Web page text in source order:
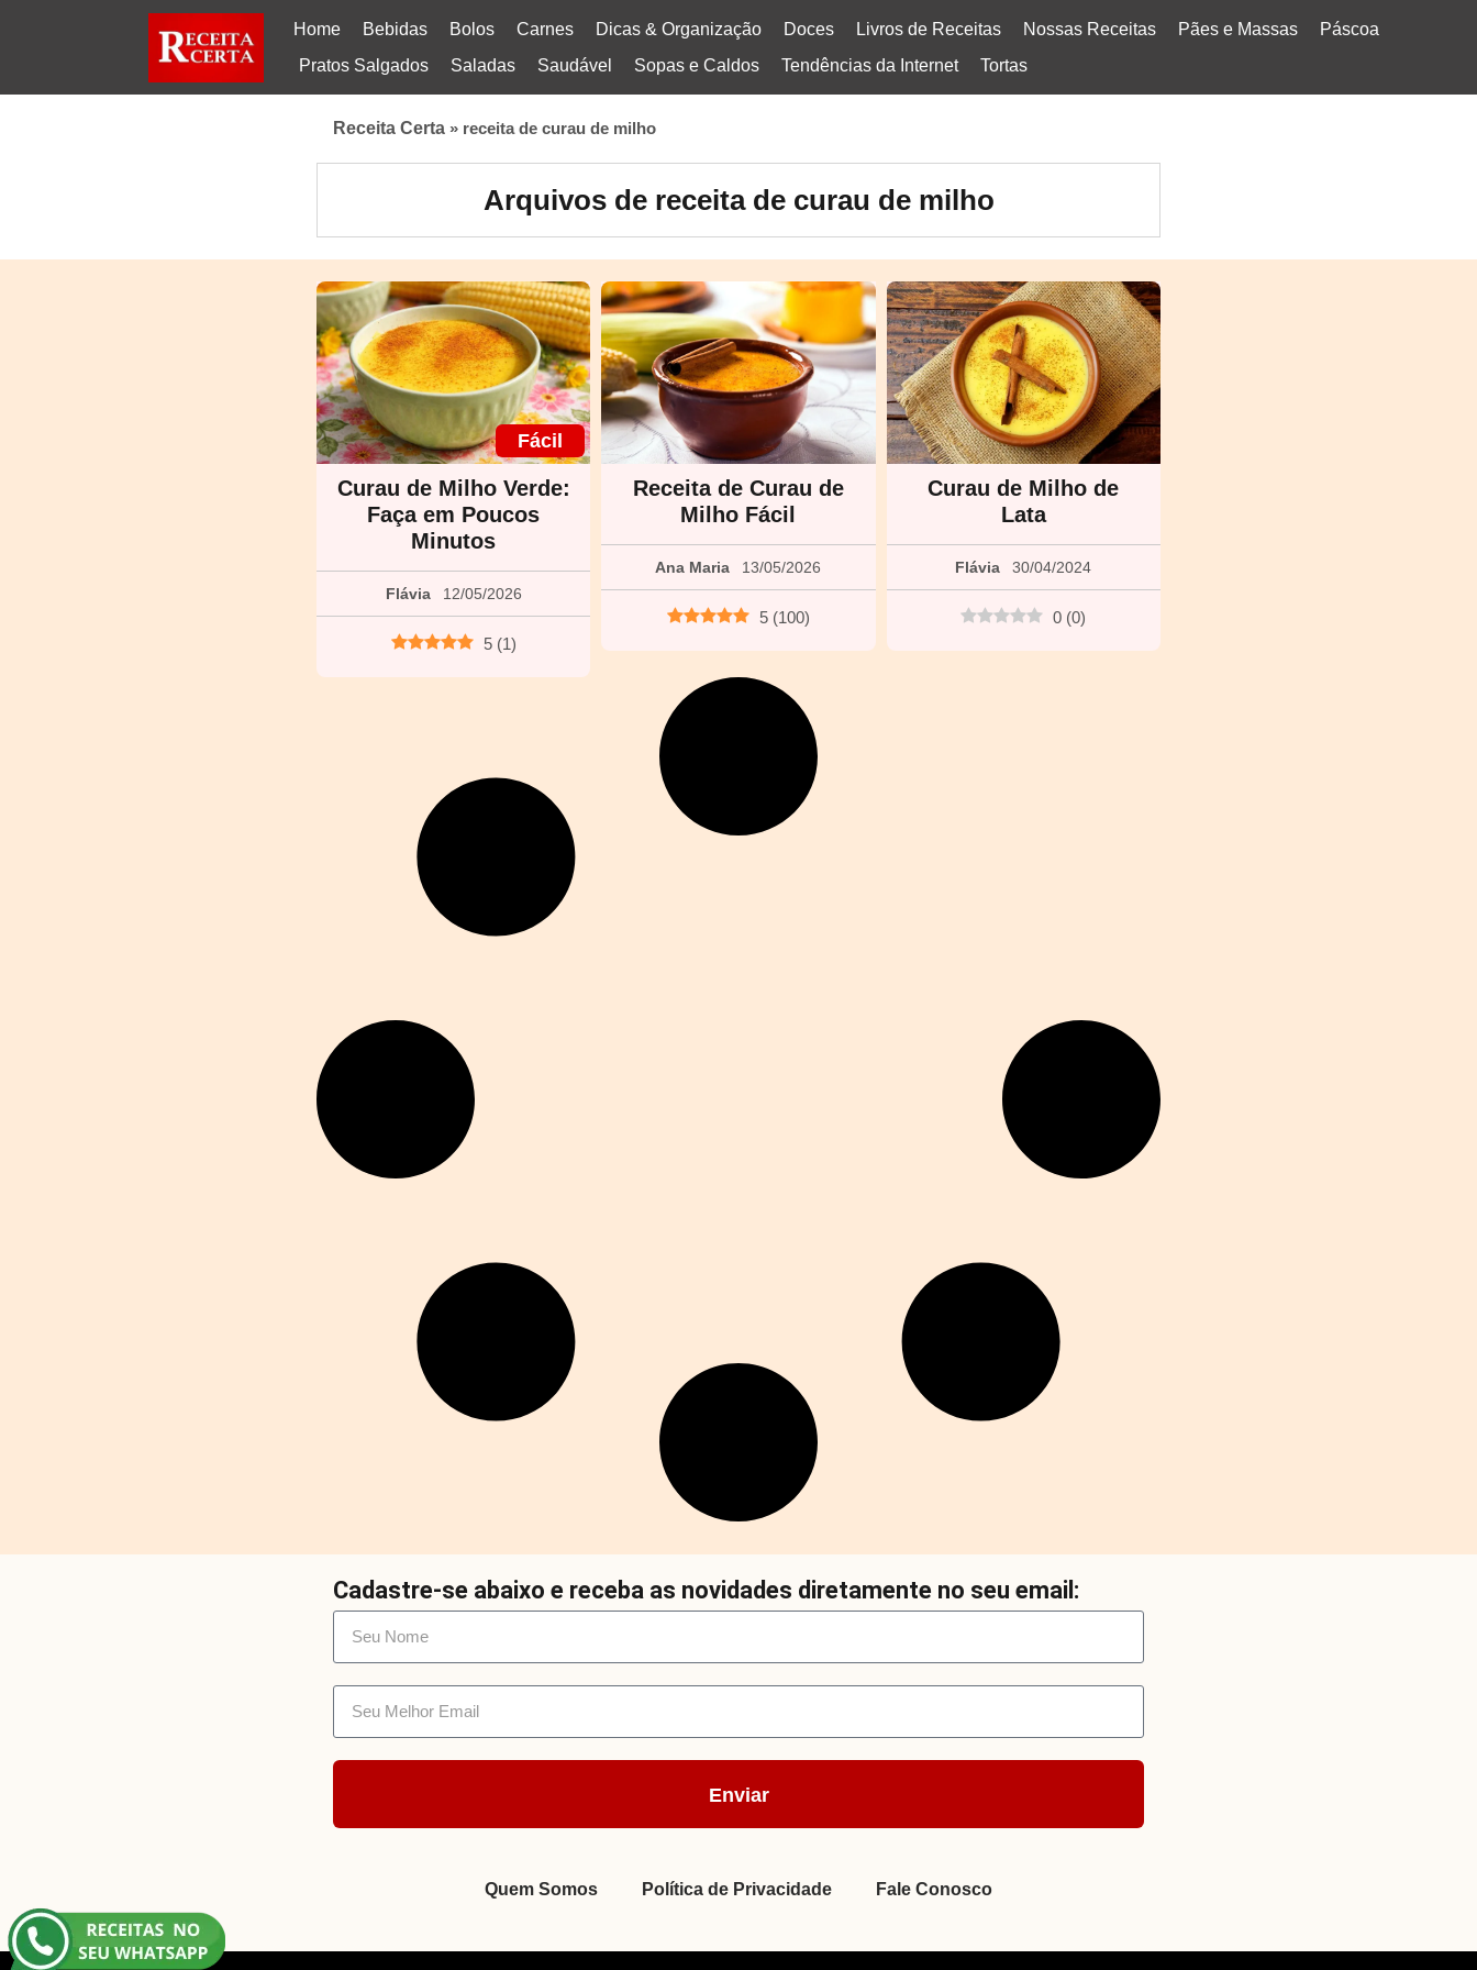
Home Bebidas Bolos Carnes Dicas & Organização Doces Livros de Receitas Nossas Receitas Pães e Massas
Páscoa
Pratos Salgados
Saladas Saudável Sopas e Caldos Tendências da Internet Tortas
Receita Certa » receita de curau de milho
Arquivos de receita de curau de milho
Fácil
Curau de Milho Verde:
Faça em Poucos
Minutos
Flávia 12/05/2026
5 (1)
Receita de Curau de
Milho Fácil
Ana Maria 13/05/2026
5 (100)
Curau de Milho de
Lata
Flávia 30/04/2024
0 (0)
Cadastre-se abaixo e receba as novidades diretamente no seu email:
Enviar
Quem Somos Política de Privacidade Fale Conosco